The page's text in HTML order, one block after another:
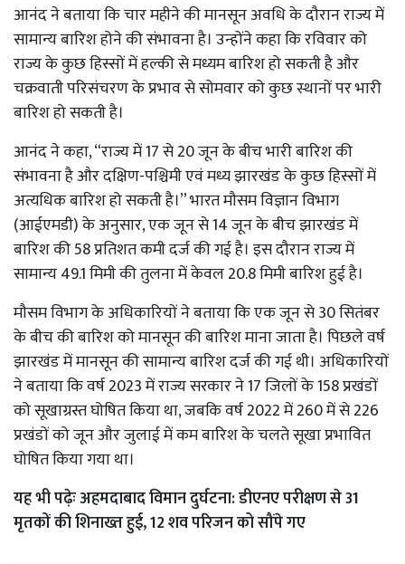
आनंद ने बताया कि चार महीने की मानसून अवधि के दौरान राज्य में
सामान्य बारिश होने की संभावना है। उन्होंने कहा कि रविवार को
राज्य के कुछ हिस्सों में हल्की से मध्यम बारिश हो सकती है और
चक्रवाती परिसंचरण के प्रभाव से सोमवार को कुछ स्थानों पर भारी
बारिश हो सकती है।
आनंद ने कहा, “राज्य में 17 से 20 जून के बीच भारी बारिश की
संभावना है और दक्षिण-पश्चिमी एवं मध्य झारखंड के कुछ हिस्सों में
अत्यधिक बारिश हो सकती है।” भारत मौसम विज्ञान विभाग
(आईएमडी) के अनुसार, एक जून से 14 जून के बीच झारखंड में
बारिश की 58 प्रतिशत कमी दर्ज की गई है। इस दौरान राज्य में
सामान्य 49.1 मिमी की तुलना में केवल 20.8 मिमी बारिश हुई है।
मौसम विभाग के अधिकारियों ने बताया कि एक जून से 30 सितंबर
के बीच की बारिश को मानसून की बारिश माना जाता है। पिछले वर्ष
झारखंड में मानसून की सामान्य बारिश दर्ज की गई थी। अधिकारियों
ने बताया कि वर्ष 2023 में राज्य सरकार ने 17 जिलों के 158 प्रखंडों
को सूखाग्रस्त घोषित किया था, जबकि वर्ष 2022 में 260 में से 226
प्रखंडों को जून और जुलाई में कम बारिश के चलते सूखा प्रभावित
घोषित किया गया था।
यह भी पढ़ेःअहमदाबाद विमान दुर्घटना: डीएनए परीक्षण से 31
मृतकों की शिनाख्त हुई, 12 शव परिजन को सौंपे गए